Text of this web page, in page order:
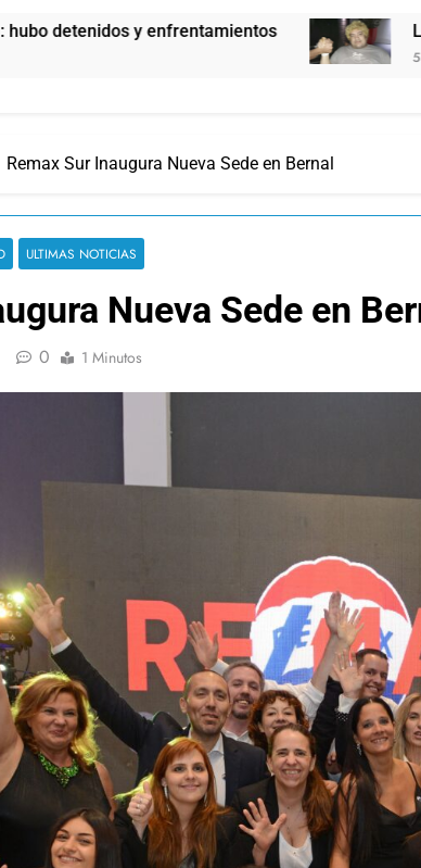
La Fiscalía rechazó el pedido
Remax Sur Inaugura Nueva Sede en Bernal
ULTIMAS NOTICIAS
Nueva Sede en
0 1 Minutos